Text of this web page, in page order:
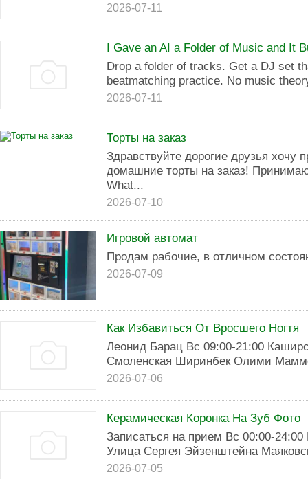
2026-07-11
I Gave an AI a Folder of Music and It
Drop a folder of tracks. Get a DJ set
beatmatching practice. No music
2026-07-11
Торты на заказ
Здравствуйте дорогие друзья
домашние торты на заказ!
What...
2026-07-10
Игровой автомат
Продам рабочие, в отличном
2026-07-09
Как Избавиться От Вросшего Ногтя
Леонид Барац Вс 09:00-21:00
Смоленская Ширинбек Олими
2026-07-06
Керамическая Коронка На Зуб Фото
Записаться на прием Вс 00:00-24:00
Улица Сергея Эйзенштейна
2026-07-05